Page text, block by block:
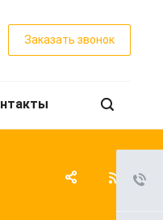
Заказать звонок